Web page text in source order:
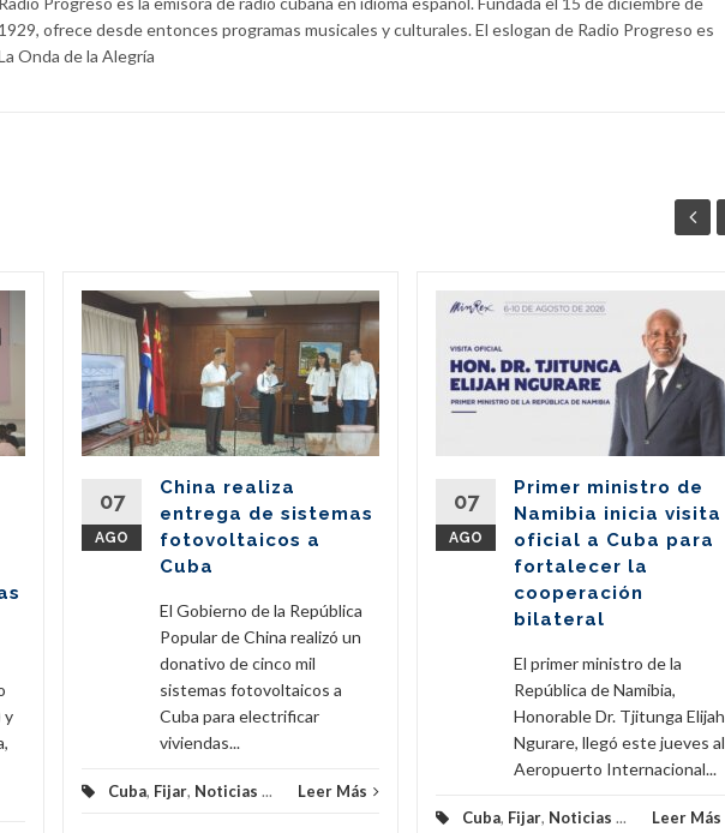
1929, ofrece desde entonces programas musicales y culturales. El eslogan de Radio Progreso es
Onda de la Alegría
y
07
AGO
China realiza
entrega de sistemas
fotovoltaicos a
Cuba
El Gobierno de la República
Popular de China realizó un
donativo de cinco mil
sistemas fotovoltaicos a
Cuba para electrificar
viviendas...
Cuba, Fijar, Noticias ... Leer Más
07
AGO
Primer ministro de
Namibia inicia visita
oficial a Cuba para
fortalecer la
cooperación
bilateral
El primer ministro de la
República de Namibia,
Honorable Dr. Tjitunga Elijah
Ngurare, llegó este jueves al
Aeropuerto Internacional...
Cuba, Fijar, Noticias ... Leer Más